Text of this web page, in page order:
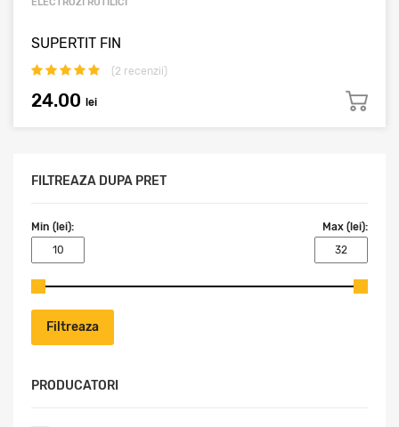
FILTREAZA DUPA PRET
Min (lei): Max (lei):
Filtreaza
PRODUCATORI
SUPERTIT FIN
(2 recenzii)
24.00 lei